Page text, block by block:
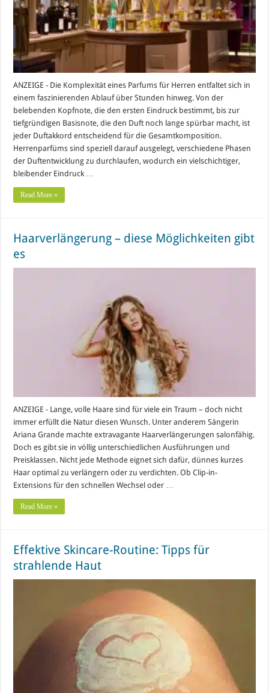
ANZEIGE - Die Komplexität eines Parfums für Herren entfaltet sich in
einem faszinierenden Ablauf über Stunden hinweg. Von der
belebenden Kopfnote, die den ersten Eindruck bestimmt, bis zur
tiefgründigen Basisnote, die den Duft noch lange spürbar macht, ist
jeder Duftakkord entscheidend für die Gesamtkomposition.
Herrenparfüms sind speziell darauf ausgelegt, verschiedene Phasen
der Duftentwicklung zu durchlaufen, wodurch ein vielschichtiger,
bleibender Eindruck …
Read More »
Haarverlängerung – diese Möglichkeiten gibt
es
ANZEIGE - Lange, volle Haare sind für viele ein Traum – doch nicht
immer erfüllt die Natur diesen Wunsch. Unter anderem Sängerin
Ariana Grande machte extravagante Haarverlängerungen salonfähig.
Doch es gibt sie in völlig unterschiedlichen Ausführungen und
Preisklassen. Nicht jede Methode eignet sich dafür, dünnes kurzes
Haar optimal zu verlängern oder zu verdichten. Ob Clip-in-
Extensions für den schnellen Wechsel oder …
Read More »
Effektive Skincare-Routine: Tipps für
strahlende Haut